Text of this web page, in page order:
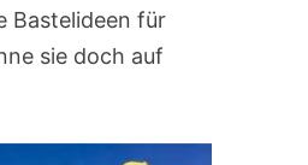
Bastelideen für
sie doch auf